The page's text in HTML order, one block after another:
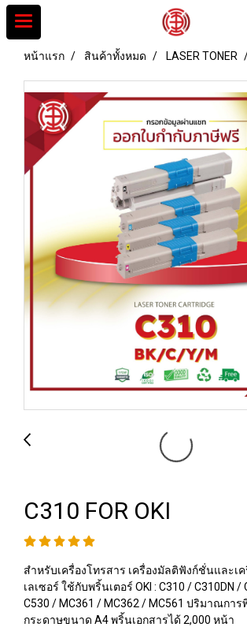
หน้าแรก สินค้าทั้งหมด LASER TONER
C310 FOR OKI
สำหรับเครื่องโทรสาร เครื่องมัลติฟังก์ชั่นและเ
เลเซอร์ ใช้กับพริ้นเตอร์ OKI : C310 / C310DN /
C530 / MC361 / MC362 / MC561 ปริมาณการ
กระดาษขนาด A4 พริ้นเอกสารได้ 2,000 หน้า